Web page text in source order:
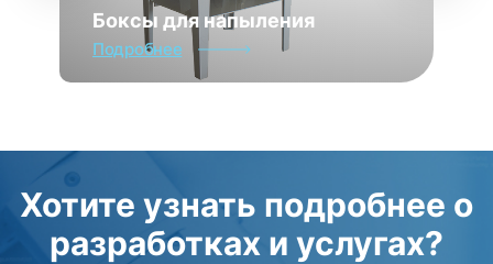
Боксы для напыления
Подробнее
Хотите узнать подробнее о
разработках и услугах?